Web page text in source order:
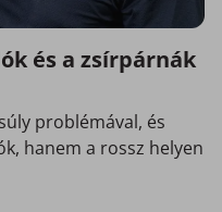
és a zsírpárnák
problémával, és
hanem a rossz helyen